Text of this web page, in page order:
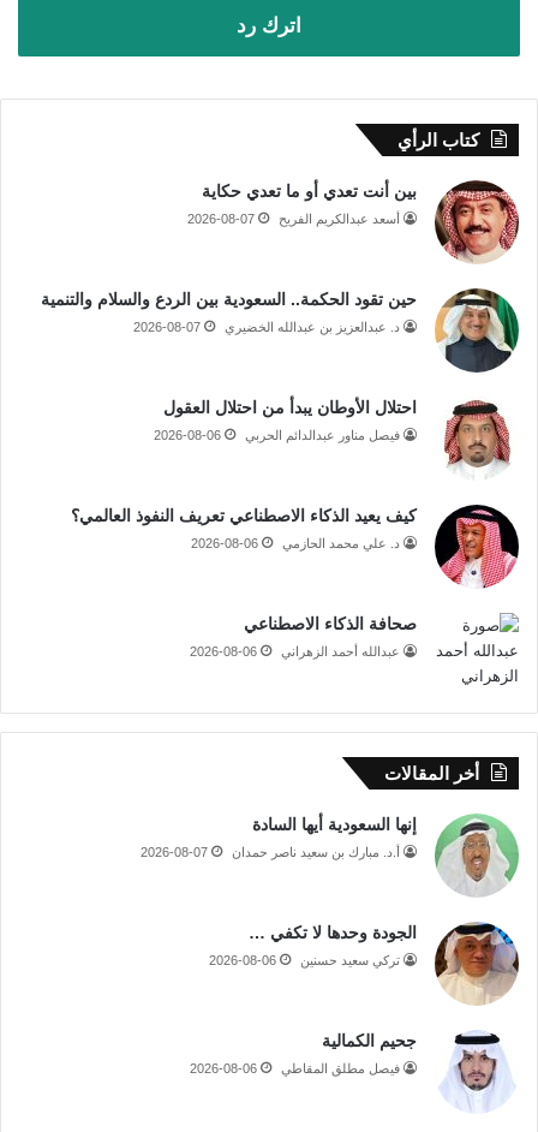
اترك رد
كتاب الرأي
بين أنت تعدي أو ما تعدي حكاية
أسعد عبدالكريم الفريح 2026-08-07
حين تقود الحكمة.. السعودية بين الردع والسلام والتنمية
د. عبدالعزيز بن عبدالله الخضيري 2026-08-07
احتلال الأوطان يبدأ من احتلال العقول
فيصل مناور عبدالدائم الحربي 2026-08-06
كيف يعيد الذكاء الاصطناعي تعريف النفوذ العالمي؟
د. علي محمد الحازمي 2026-08-06
صحافة الذكاء الاصطناعي
عبدالله أحمد الزهراني 2026-08-06
أخر المقالات
إنها السعودية أيها السادة
أ.د. مبارك بن سعيد ناصر حمدان 2026-08-07
الجودة وحدها لا تكفي …
تركي سعيد حسنين 2026-08-06
جحيم الكمالية
فيصل مطلق المقاطي 2026-08-06